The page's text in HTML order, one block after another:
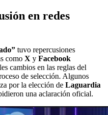
en redes
tuvo repercusiones
como X y Facebook
cambios en las reglas del
de selección. Algunos
por la elección de Laguardia
una aclaración oficial.